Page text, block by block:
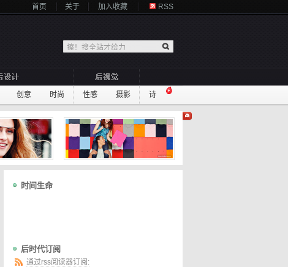
首页 关于 加入收藏 RSS
创意 时尚 性感 摄影 诗
时间生命
后时代订阅
通过rss阅读器订阅: